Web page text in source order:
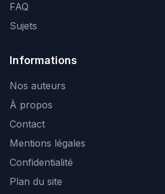
FAQ
Sujets
Informations
Nos auteurs
À propos
Contact
Mentions légales
Confidentialité
Plan du site